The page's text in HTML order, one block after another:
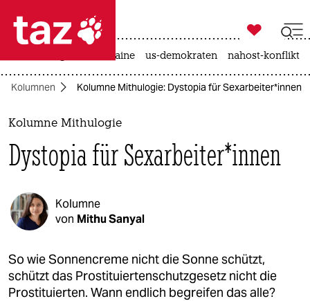
 taz zahl ich
taz zahl ich
themen
politik
öko
gesellschaft
kultur
sport

taz zahl ich
krieg in der ukraine us-demokraten nahost-konflikt
Kolumnen Kolumne Mithulogie: Dystopia für Sexarbeiter*innen
Kolumne Mithulogie
Dystopia für Sexarbeiter*innen
Kolumne
von Mithu Sanyal
So wie Sonnencreme nicht die Sonne schützt,
schützt das Prostituiertenschutzgesetz nicht die
Prostituierten. Wann endlich begreifen das alle?